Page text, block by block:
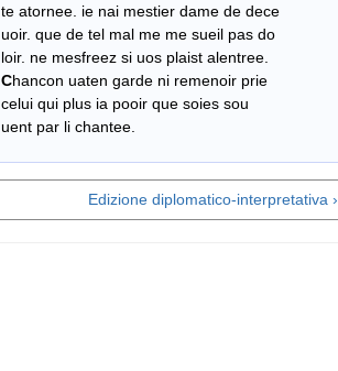
​ te atornee. ie nai mestier dame de dece
uoir. que de tel mal me me sueil pas do
loir. ne mesfreez si uos plaist alentree.
Chancon uaten garde ni remenoir prie
celui qui plus ia pooir que soies sou
uent par li chantee.
Edizione diplomatico-interpretativa ›